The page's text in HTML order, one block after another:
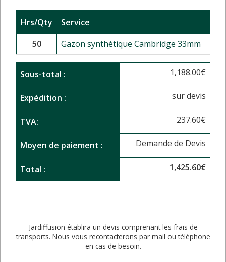
Hrs/Qty Service
50
Gazon synthétique Cambridge 33mm
Sous-total : 1,188.00€
Expédition : sur devis
TVA: 237.60€
Moyen de paiement : Demande de Devis
Total : 1,425.60€
Jardiffusion établira un devis comprenant les frais de
transports. Nous vous recontacterons par mail ou téléphone
en cas de besoin.